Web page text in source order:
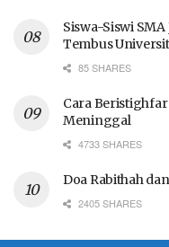
Siswa-Siswi
Tembus
85 SHARES
Cara
Meninggal
4733 SHARES
Doa Rabithah
2405 SHARES